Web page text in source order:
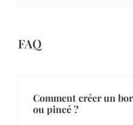
FAQ
Comment créer un
ou pincé ?